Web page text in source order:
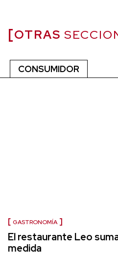
OTRAS
CONSUMIDOR
GASTRONOMÍA
El restaurante Leo
medida